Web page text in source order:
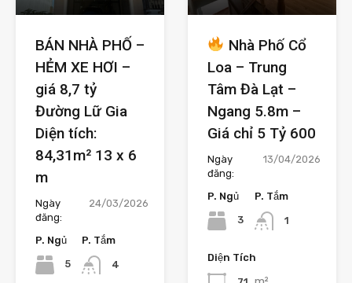
BÁN NHÀ PHỐ –
HẺM XE HƠI –
giá 8,7 tỷ
Đường Lữ Gia
Diện tích:
84,31m² 13 x 6
m
Ngày
đăng:
24/03/2026
P. Ngủ
5
P. Tắm
4
Nhà Phố Cổ
Loa – Trung
Tâm Đà Lạt –
Ngang 5.8m –
Giá chỉ 5 Tỷ 600
Ngày
đăng:
13/04/2026
P. Ngủ
3
P. Tắm
1
Diện Tích